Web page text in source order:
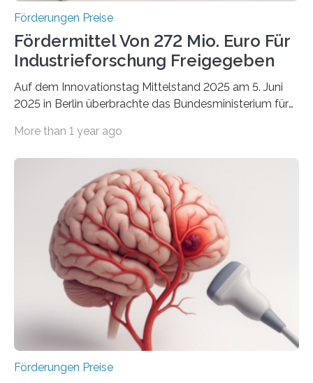
Förderungen Preise
Fördermittel Von 272 Mio. Euro Für
Industrieforschung Freigegeben
Auf dem Innovationstag Mittelstand 2025 am 5. Juni
2025 in Berlin überbrachte das Bundesministerium für
Überplanmäßige Verpflichtungsermächtigungen in
Woche vom Haushaltsausschuss freigegeben – unter
anderem zur Unterstützung der
Industrieforschungsprogramme Industrielle
Gemeinschaftsforschung (IGF), Zentrales
Innovationsprogramm Mittelstand (ZIM) und
Innovationskompetenz INNO-KOM. Auf dem
Innovationstag Mittelstand 2025 am 5. Juni 2025 in
Berlin überbrachte das Bundesministerium für
Wirtschaft und Energie eine gute Nachricht:
Überplanmäßige Verpflichtungsermächtigungen in
More than 1 year ago
Förderungen Preise